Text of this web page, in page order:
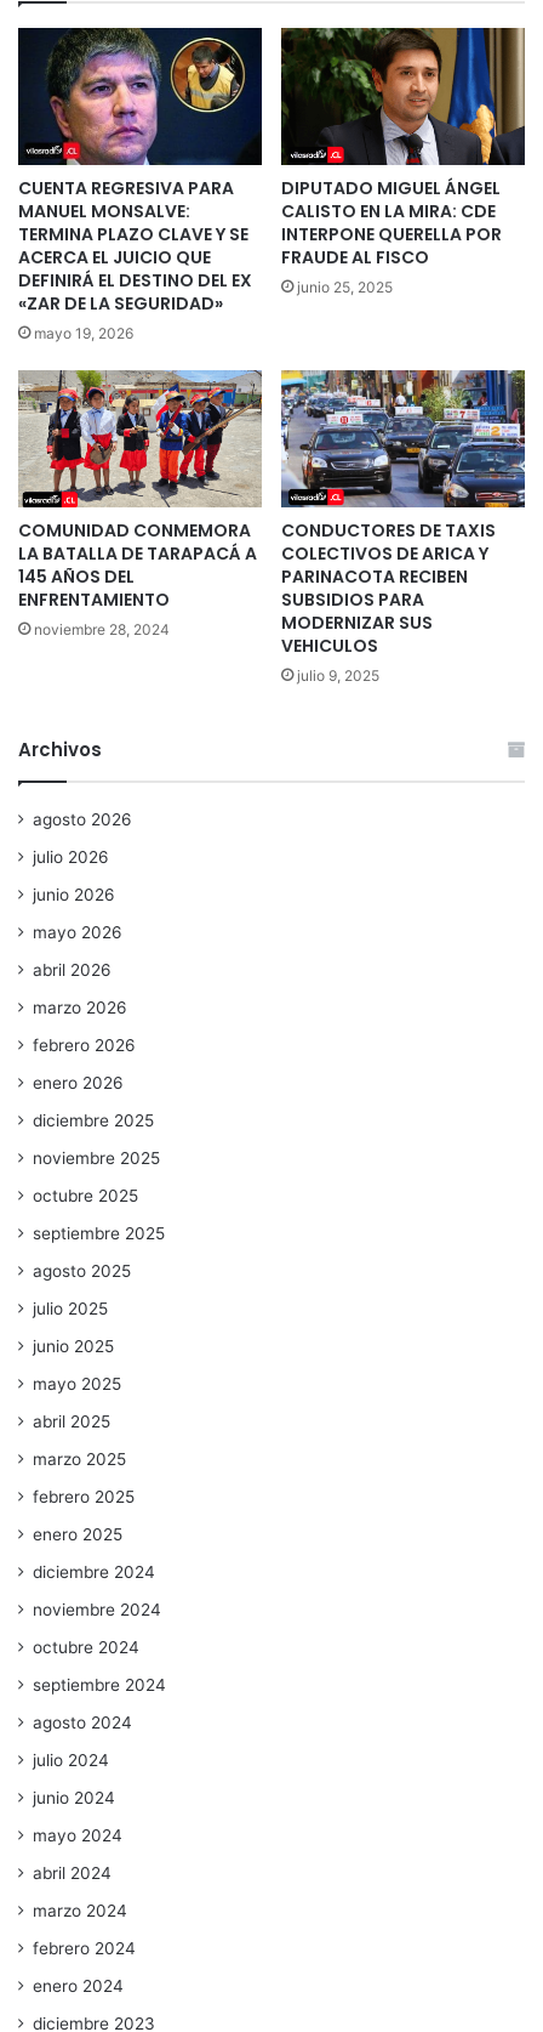
CUENTA REGRESIVA PARA
MANUEL MONSALVE:
TERMINA PLAZO CLAVE Y SE
ACERCA EL JUICIO QUE
DEFINIRÁ EL DESTINO DEL EX
«ZAR DE LA SEGURIDAD»
mayo 19, 2026
DIPUTADO MIGUEL ÁNGEL
CALISTO EN LA MIRA: CDE
INTERPONE QUERELLA POR
FRAUDE AL FISCO
junio 25, 2025
COMUNIDAD CONMEMORA
LA BATALLA DE TARAPACÁ A
145 AÑOS DEL
ENFRENTAMIENTO
noviembre 28, 2024
CONDUCTORES DE TAXIS
COLECTIVOS DE ARICA Y
PARINACOTA RECIBEN
SUBSIDIOS PARA
MODERNIZAR SUS
VEHICULOS
julio 9, 2025
Archivos
agosto 2026
julio 2026
junio 2026
mayo 2026
abril 2026
marzo 2026
febrero 2026
enero 2026
diciembre 2025
noviembre 2025
octubre 2025
septiembre 2025
agosto 2025
julio 2025
junio 2025
mayo 2025
abril 2025
marzo 2025
febrero 2025
enero 2025
diciembre 2024
noviembre 2024
octubre 2024
septiembre 2024
agosto 2024
julio 2024
junio 2024
mayo 2024
abril 2024
marzo 2024
febrero 2024
enero 2024
diciembre 2023